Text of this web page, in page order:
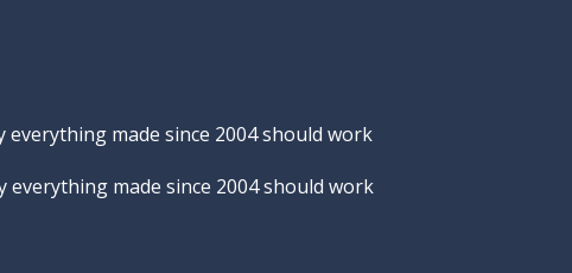
everything made since 2004 should work
everything made since 2004 should work